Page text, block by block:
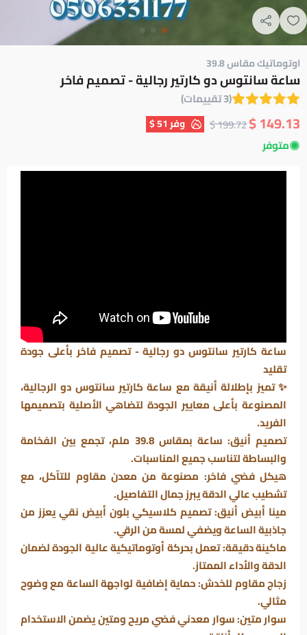
اوتوماتيك مقاس 39.8
ساعة سانتوس دو كارتير رجالية - تصميم فاخر
(3 تقييمات)
149.13 $
199.72 $ وفر51 $
متوفر
ساعة كارتير سانتوس دو رجالية - تصميم فاخر بأعلى جودة
تقليد
✨ تميز بإطلالة أنيقة مع ساعة كارتير سانتوس دو الرجالية،
المصنوعة بأعلى معايير الجودة لتضاهي الأصلية بتصميمها
الفريد.
تصميم أنيق: ساعة بمقاس 39.8 ملم، تجمع بين الفخامة
والبساطة لتناسب جميع المناسبات.
هيكل فضي فاخر: مصنوعة من معدن مقاوم للتآكل، مع
تشطيب عالي الدقة يبرز جمال التفاصيل.
مينا أبيض أنيق: تصميم كلاسيكي بلون أبيض نقي يعزز من
جاذبية الساعة ويضفي لمسة من الرقي.
ماكينة دقيقة: تعمل بحركة أوتوماتيكية عالية الجودة لضمان
الدقة والأداء الممتاز.
زجاج مقاوم للخدش: حماية إضافية لواجهة الساعة مع وضوح
مثالي.
سوار متين: سوار معدني فضي مريح ومتين يضمن الاستخدام